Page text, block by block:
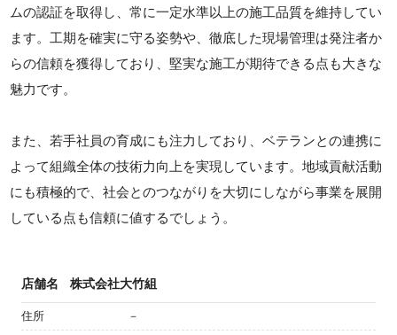
ムの認証を取得し、常に一定水準以上の施工品質を維持してい
ます。工期を確実に守る姿勢や、徹底した現場管理は発注者か
らの信頼を獲得しており、堅実な施工が期待できる点も大きな
魅力です。
また、若手社員の育成にも注力しており、ベテランとの連携に
よって組織全体の技術力向上を実現しています。地域貢献活動
にも積極的で、社会とのつながりを大切にしながら事業を展開
している点も信頼に値するでしょう。
店舗名 株式会社大竹組
住所 －